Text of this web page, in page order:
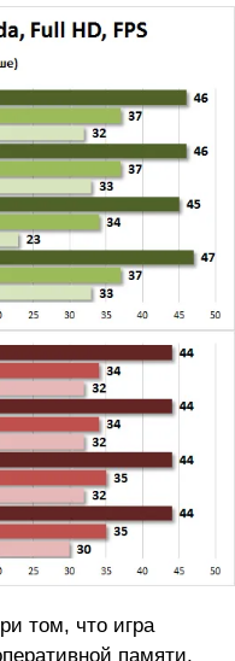
том, что игра
памяти,